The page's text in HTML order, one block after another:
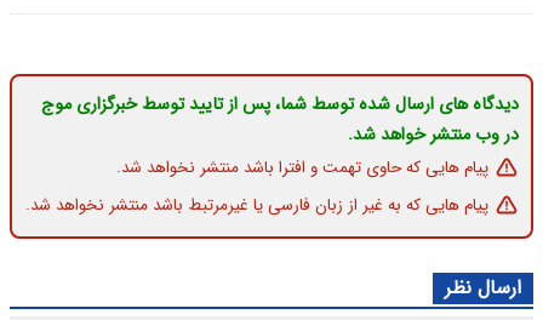
دیدگاه های ارسال شده توسط شما، پس از تایید توسط خبرگزاری موج
در وب منتشر خواهد شد.
پیام هایی که حاوی تهمت و افترا باشد منتشر نخواهد شد.
پیام هایی که به غیر از زبان فارسی یا غیرمرتبط باشد منتشر نخواهد شد.
ارسال نظر